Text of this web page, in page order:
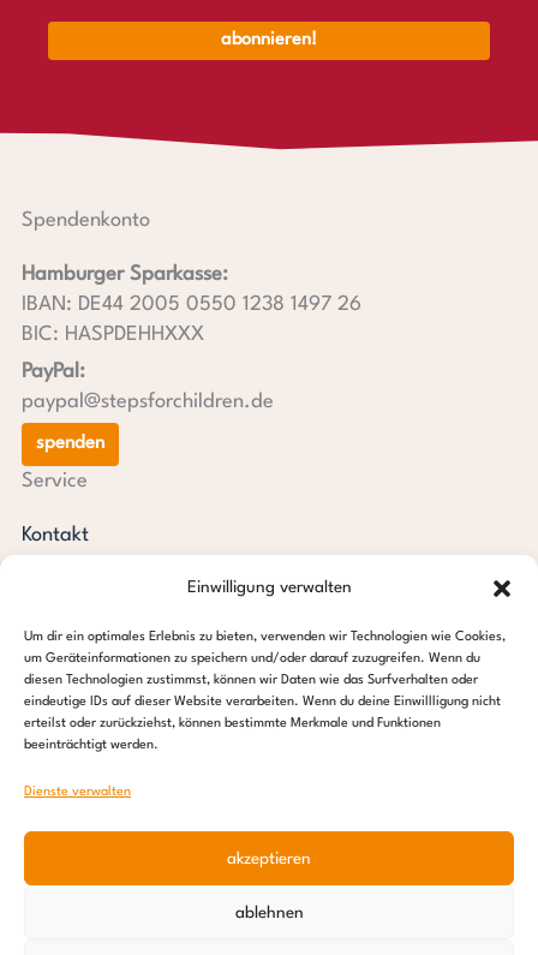
Einwilligung verwalten
Um dir ein optimales Erlebnis zu bieten, verwenden wir Technologien wie Cookies,
um Geräteinformationen zu speichern und/oder darauf zuzugreifen. Wenn du
diesen Technologien zustimmst, können wir Daten wie das Surfverhalten oder
eindeutige IDs auf dieser Website verarbeiten. Wenn du deine Einwillligung nicht
erteilst oder zurückziehst, können bestimmte Merkmale und Funktionen
beeinträchtigt werden.
Dienste verwalten
akzeptieren
ablehnen
Spendenkonto
Hamburger Sparkasse:
IBAN: DE44 2005 0550 1238 1497 26
BIC: HASPDEHHXXX
PayPal:
paypal@stepsforchildren.de
spenden
Service
Kontakt
Jahresberichte
Downloads
Transparenz
Pressespiegel
Stiftung steps for children
Ottenser Hauptstraße 2-6
Tel: +49 (0) 40 389 027 – 88